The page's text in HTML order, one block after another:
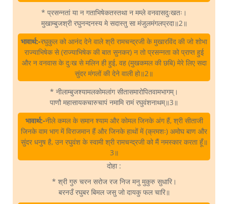
* प्रसन्नतां या न गताभिषेकतस्तथा न मम्ले वनवासदुःखतः।
मुखाम्बुजश्री रघुनन्दनस्य मे सदास्तु सा मंजुलमंगलप्रदा॥2॥
भावार्थ:-रघुकुल को आनंद देने वाले श्री रामचन्द्रजी के मुखारविंद की जो शोभा
राज्याभिषेक से (राज्याभिषेक की बात सुनकर) न तो प्रसन्नता को प्राप्त हुई
और न वनवास के दुःख से मलिन ही हुई, वह (मुखकमल की छबि) मेरे लिए सदा
सुंदर मंगलों की देने वाली हो॥2॥
* नीलाम्बुजश्यामलकोमलांग सीतासमारोपितवामभागम्‌।
पाणौ महासायकचारुचापं नमामि रामं रघुवंशनाथम्‌॥3॥
भावार्थ:-नीले कमल के समान श्याम और कोमल जिनके अंग हैं, श्री सीताजी
जिनके वाम भाग में विराजमान हैं और जिनके हाथों में (क्रमशः) अमोघ बाण और
सुंदर धनुष है, उन रघुवंश के स्वामी श्री रामचन्द्रजी को मैं नमस्कार करता हूँ॥
3॥
दोहा :
* श्री गुरु चरन सरोज रज निज मनु मुकुरु सुधारि।
बरनउँ रघुबर बिमल जसु जो दायकु फल चारि॥